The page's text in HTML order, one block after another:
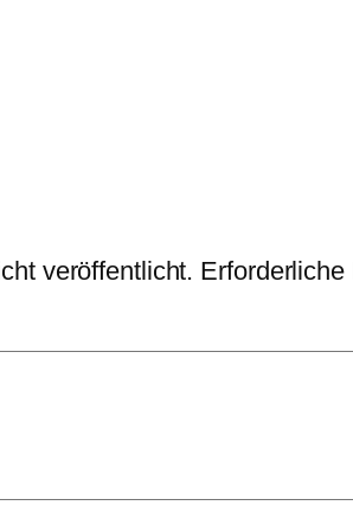
veröffentlicht.